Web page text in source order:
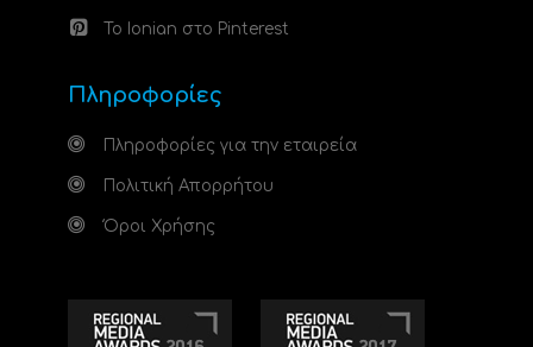
Το Ionian στο Pinterest
Πληροφορίες
Πληροφορίες για την εταιρεία
Πολιτική Απορρήτου
Όροι Χρήσης